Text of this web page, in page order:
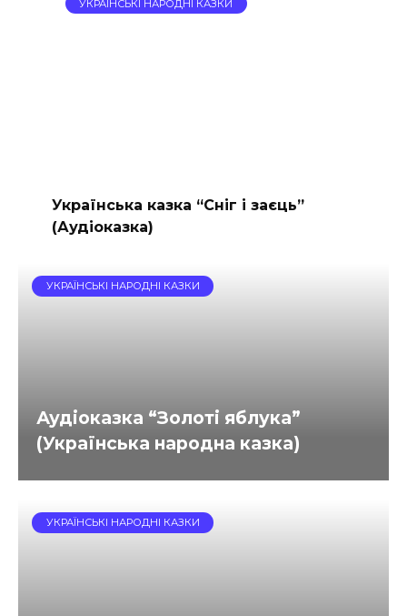
УКРАЇНСЬКІ НАРОДНІ КАЗКИ
Українська казка “Сніг і заєць”
(Аудіоказка)
УКРАЇНСЬКІ НАРОДНІ КАЗКИ
Аудіоказка “Золоті яблука”
(Українська народна казка)
УКРАЇНСЬКІ НАРОДНІ КАЗКИ